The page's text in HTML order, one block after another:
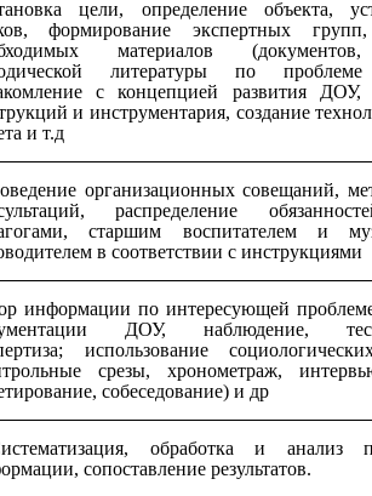
цели, определение объекта,
формирование экспертных
материалов
литературы по
с концепцией развития ДОУ,
и инструментария, создание
и т.д
организационных совещаний,
распределение
старшим воспитателем и
в соответствии с инструкциями
информации по интересующей
ДОУ, наблюдение,
использование
срезы, хронометраж,
собеседование) и др
обработка и анализ
сопоставление результатов.